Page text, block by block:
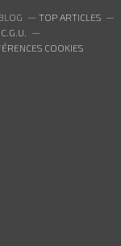
TOP ARTICLES
C.G.U.
COOKIES